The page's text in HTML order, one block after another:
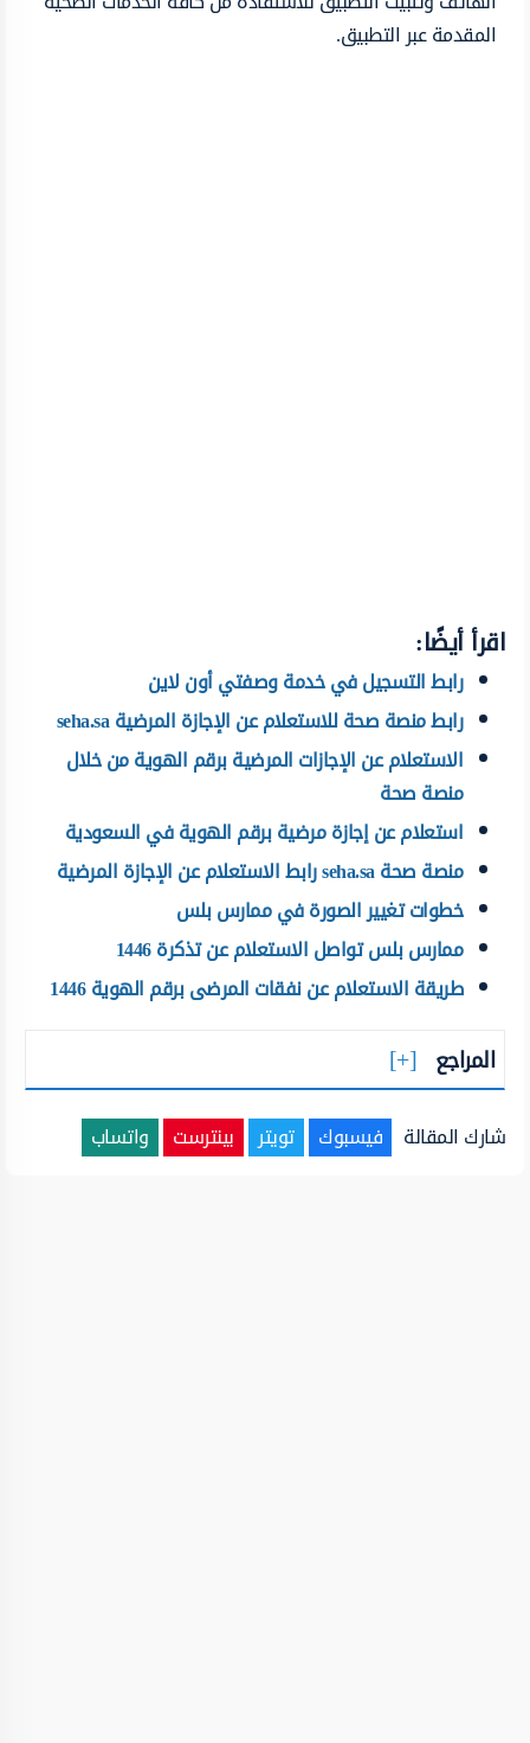
المقدمة عبر التطبيق.
اقرأ أيضًا:
رابط التسجيل في خدمة وصفتي أون لاين
رابط منصة صحة للاستعلام عن الإجازة المرضية seha.sa
الاستعلام عن الإجازات المرضية برقم الهوية من خلال
منصة صحة
استعلام عن إجازة مرضية برقم الهوية في السعودية
منصة صحة seha.sa رابط الاستعلام عن الإجازة المرضية
خطوات تغيير الصورة في ممارس بلس
ممارس بلس تواصل الاستعلام عن تذكرة 1446
طريقة الاستعلام عن نفقات المرضى برقم الهوية 1446
المراجع
شارك المقالة فيسبوك تويتر بينترست واتساب